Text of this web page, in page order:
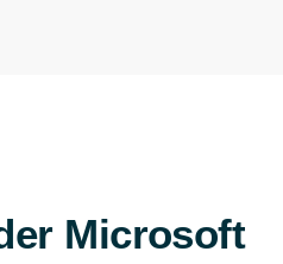
Microsoft